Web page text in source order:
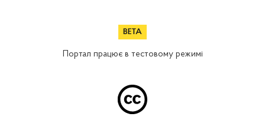
Портал працює в тестовому режимі